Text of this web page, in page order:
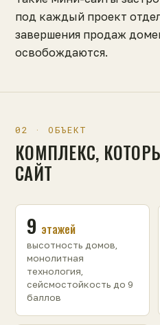
под каждый проект
завершения продаж
освобождаются.
02 · ОБЪЕКТ
КОМПЛЕКС,
САЙТ
9 этажей
высотность домов,
монолитная
технология,
сейсмостойкость до 9
баллов